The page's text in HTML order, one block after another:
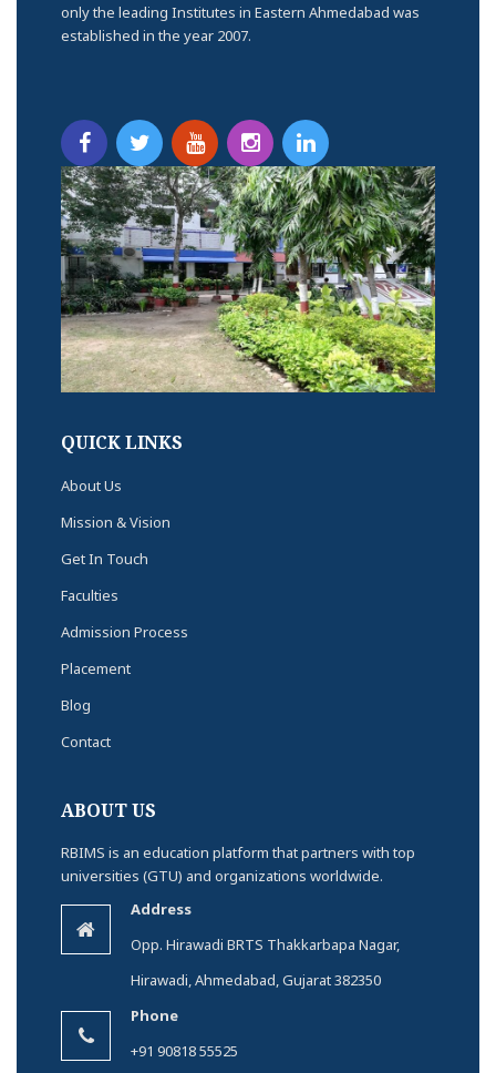
only the leading Institutes in Eastern Ahmedabad was
established in the year 2007.
QUICK LINKS
About Us
Mission & Vision
Get In Touch
Faculties
Admission Process
Placement
Blog
Contact
ABOUT US
RBIMS is an education platform that partners with top
universities (GTU) and organizations worldwide.
Address
Opp. Hirawadi BRTS Thakkarbapa Nagar,
Hirawadi, Ahmedabad, Gujarat 382350
Phone
+91 90818 55525